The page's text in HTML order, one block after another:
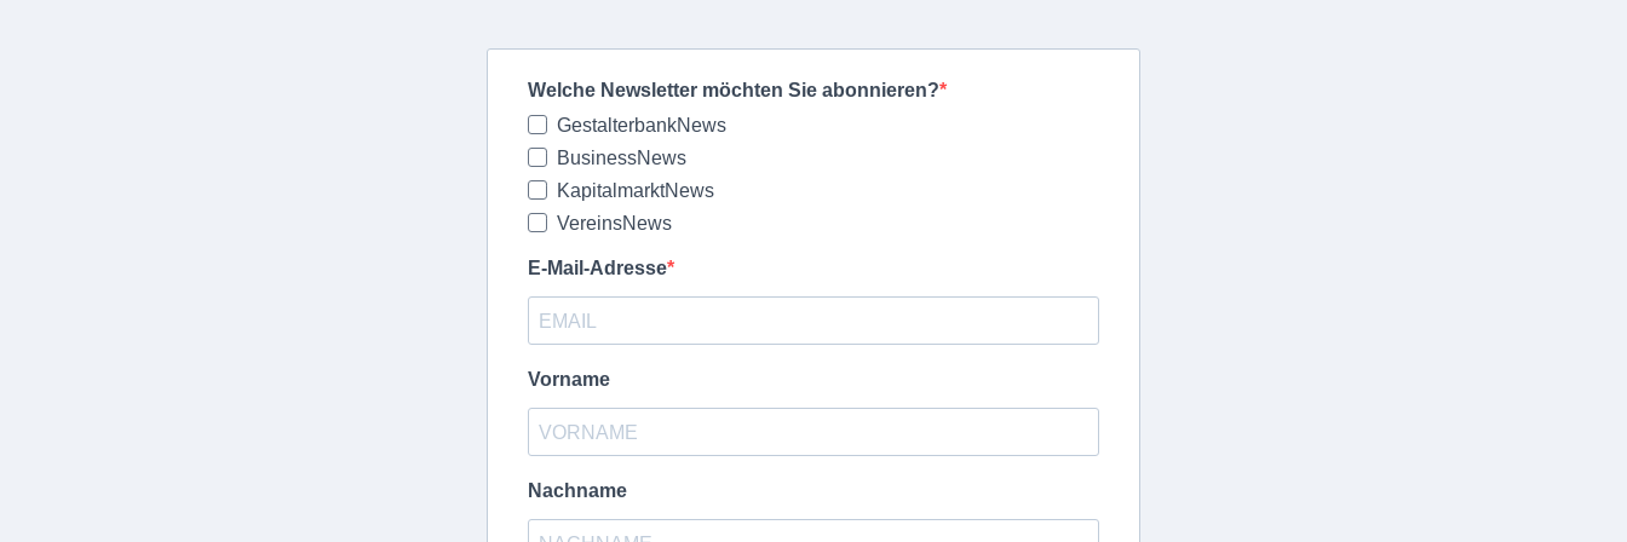
Welche Newsletter möchten Sie abonnieren?
GestalterbankNews
BusinessNews
KapitalmarktNews
VereinsNews
E-Mail-Adresse
Vorname
Nachname